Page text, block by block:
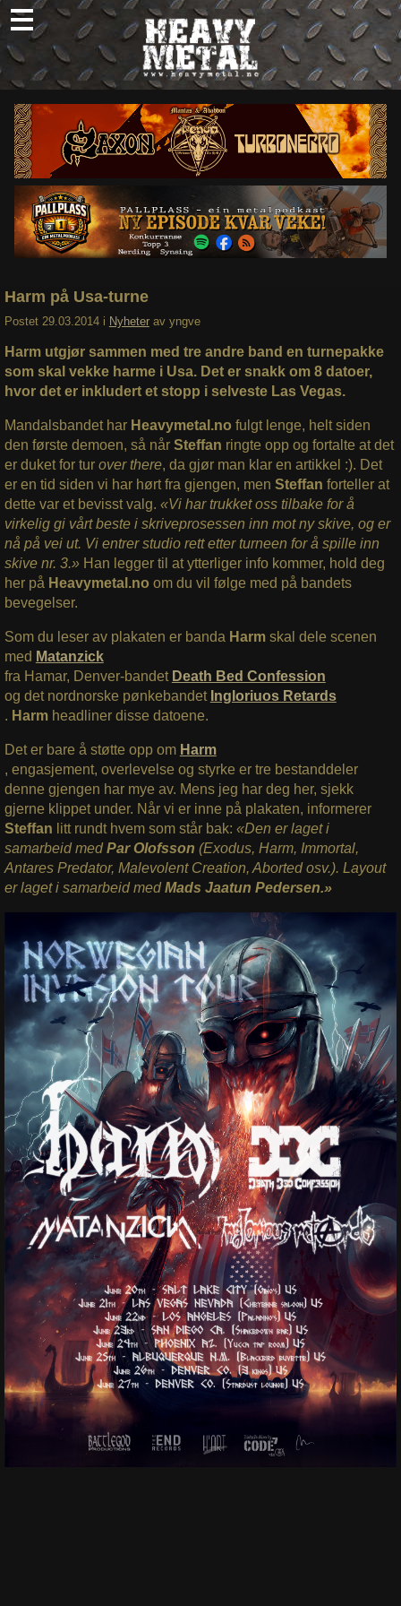
Skip
to
content
Nyheter
Omtaler
Intervjuer
Om oss
Abonner
Søk
Harm på Usa-turne
Postet 29.03.2014 i Nyheter av yngve
Harm utgjør sammen med tre andre band en turnepakke
som skal vekke harme i Usa. Det er snakk om 8 datoer,
hvor det er inkludert et stopp i selveste Las Vegas.
Mandalsbandet har Heavymetal.no fulgt lenge, helt siden
den første demoen, så når Steffan ringte opp og fortalte at det
er duket for tur over there, da gjør man klar en artikkel :). Det
er en tid siden vi har hørt fra gjengen, men Steffan forteller at
dette var et bevisst valg. «Vi har trukket oss tilbake for å
virkelig gi vårt beste i skriveprosessen inn mot ny skive, og er
nå på vei ut. Vi entrer studio rett etter turneen for å spille inn
skive nr. 3.»Han legger til at ytterliger info kommer, hold deg
her på Heavymetal.no om du vil følge med på bandets
bevegelser.
Som du leser av plakaten er banda Harm skal dele scenen
med Matanzick
fra Hamar, Denver-bandet Death Bed Confession
og det nordnorske pønkebandet Ingloriuos Retards
. Harm headliner disse datoene.
Det er bare å støtte opp om Harm
, engasjement, overlevelse og styrke er tre bestanddeler
denne gjengen har mye av. Mens jeg har deg her, sjekk
gjerne klippet under. Når vi er inne på plakaten, informerer
Steffan litt rundt hvem som står bak: «Den er laget i
samarbeid medPar Olofsson (Exodus, Harm, Immortal,
Antares Predator, Malevolent Creation, Aborted osv.). Layout
er laget i samarbeid medMads Jaatun Pedersen.»